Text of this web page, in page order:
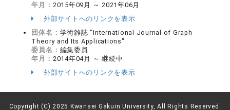
年月： 2015年09月 ～ 2021年06月
外部サイトへのリンクを表示
団体名： 学術雑誌 "International Journal of Graph
Theory and Its Applications"
委員名： 編集委員
年月： 2014年04月 ～ 継続中
外部サイトへのリンクを表示
Copyright (C) 2025 Kwansei Gakuin University, All Rights Reserved.